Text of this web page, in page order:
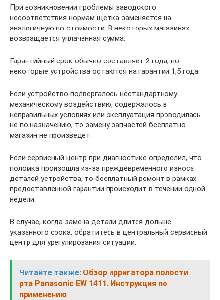
При возникновении проблемы заводского
несоответствия нормам щетка заменяется на
аналогичную по стоимости. В некоторых магазинах
возвращается уплаченная сумма.
Гарантийный срок обычно составляет 2 года, но
некоторые устройства остаются на гарантии 1,5 года.
Если устройство подвергалось нестандартному
механическому воздействию, содержалось в
неправильных условиях или эксплуатация проводилась
не по назначению, то замену запчастей бесплатно
магазин не произведет.
Если сервисный центр при диагностике определил, что
поломка произошла из-за преждевременного износа
деталей устройства, то бесплатный ремонт в рамках
предоставленной гарантии происходит в течении одной
недели.
В случае, когда замена детали длится дольше
указанного срока, обратитесь в центральный сервисный
центр для урегулирования ситуации.
Читайте также: Обзор ирригатора полости
рта Panasonic EW 1411. Инструкция по
применению